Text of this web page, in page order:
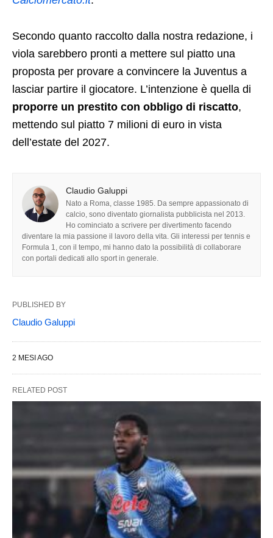
Secondo quanto raccolto dalla nostra redazione, i
viola sarebbero pronti a mettere sul piatto una
proposta per provare a convincere la Juventus a
lasciar partire il giocatore. L’intenzione è quella di
proporre un prestito con obbligo di riscatto,
mettendo sul piatto 7 milioni di euro in vista
dell’estate del 2027.
Claudio Galuppi
Nato a Roma, classe 1985. Da sempre appassionato di
calcio, sono diventato giornalista pubblicista nel 2013.
Ho cominciato a scrivere per divertimento facendo
diventare la mia passione il lavoro della vita. Gli interessi per tennis e
Formula 1, con il tempo, mi hanno dato la possibilità di collaborare
con portali dedicati allo sport in generale.
PUBLISHED BY
Claudio Galuppi
2 MESI AGO
RELATED POST